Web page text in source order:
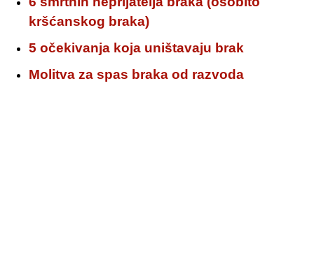
kršćanskog braka)
5 očekivanja koja uništavaju brak
Molitva za spas braka od razvoda